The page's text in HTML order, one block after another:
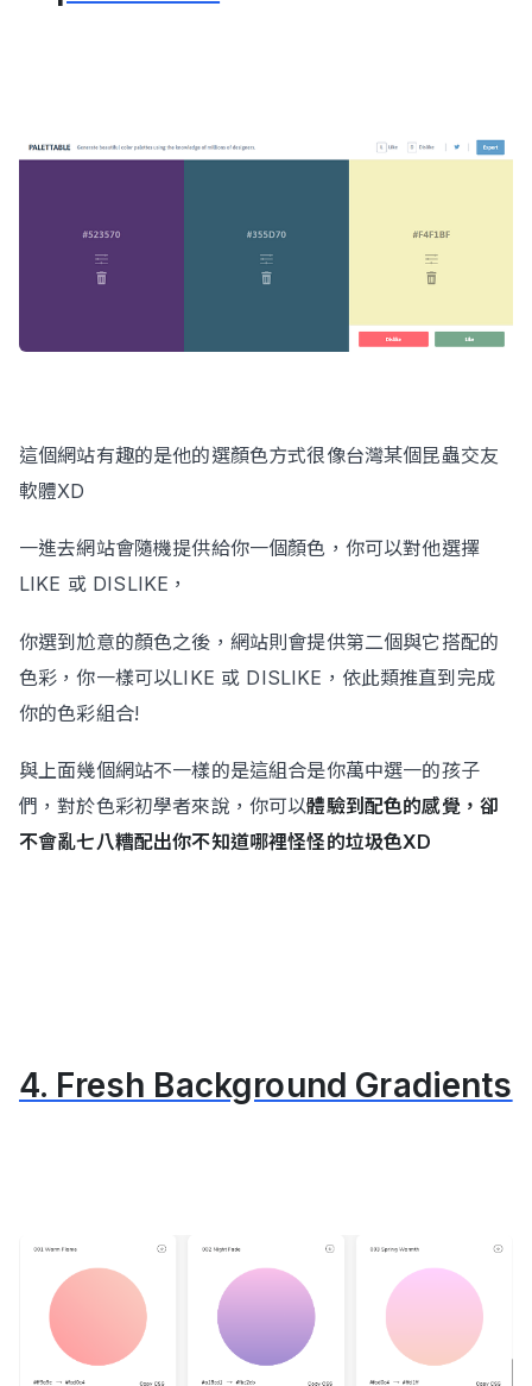
這個網站有趣的是他的選顏色方式很像台灣某個昆蟲交友
軟體XD
一進去網站會隨機提供給你一個顏色，你可以對他選擇
LIKE 或 DISLIKE，
你選到尬意的顏色之後，網站則會提供第二個與它搭配的
色彩，你一樣可以LIKE 或 DISLIKE，依此類推直到完成
你的色彩組合!
與上面幾個網站不一樣的是這組合是你萬中選一的孩子
們，對於色彩初學者來說，你可以體驗到配色的感覺，卻
不會亂七八糟配出你不知道哪裡怪怪的垃圾色XD
4. Fresh Background Gradients